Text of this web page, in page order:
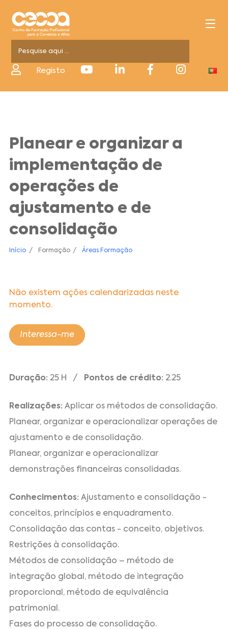
Registo
Planear e organizar a
implementação de
operações de
ajustamento e de
consolidação
Início Formação Áreas Formação
Não existem ações calendarizadas neste
momento.
Interessa-me
Duração: 25 H / Pontos de crédito: 2.25
Realizações:Aplicar os métodos de consolidação.
Planear, organizar e operacionalizar operações de
ajustamento e de consolidação.
Planear, organizar e operacionalizar
demonstrações financeiras consolidadas.
Conhecimentos:Ajustamento e consolidação -
conceitos, princípios e enquadramento.
Consolidação das contas - conceito, objetivos.
Restrições à consolidação.
Métodos de consolidação – método de
integração global, método de integração
proporcional, método de equivalência
patrimonial.
Fases do processo de consolidação.